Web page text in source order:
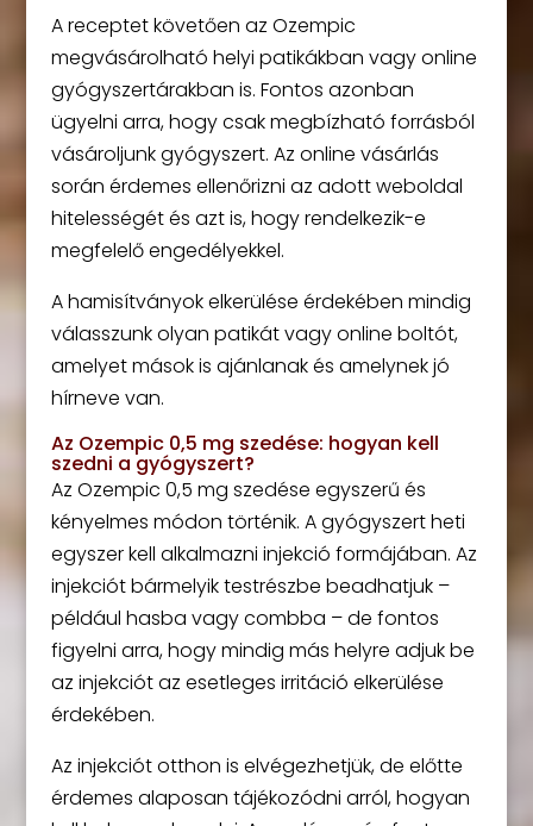
A receptet követően az Ozempic
megvásárolható helyi patikákban vagy online
gyógyszertárakban is. Fontos azonban
ügyelni arra, hogy csak megbízható forrásból
vásároljunk gyógyszert. Az online vásárlás
során érdemes ellenőrizni az adott weboldal
hitelességét és azt is, hogy rendelkezik-e
megfelelő engedélyekkel.
A hamisítványok elkerülése érdekében mindig
válasszunk olyan patikát vagy online boltót,
amelyet mások is ajánlanak és amelynek jó
hírneve van.
Az Ozempic 0,5 mg szedése: hogyan kell
szedni a gyógyszert?
Az Ozempic 0,5 mg szedése egyszerű és
kényelmes módon történik. A gyógyszert heti
egyszer kell alkalmazni injekció formájában. Az
injekciót bármelyik testrészbe beadhatjuk –
például hasba vagy combba – de fontos
figyelni arra, hogy mindig más helyre adjuk be
az injekciót az esetleges irritáció elkerülése
érdekében.
Az injekciót otthon is elvégezhetjük, de előtte
érdemes alaposan tájékozódni arról, hogyan